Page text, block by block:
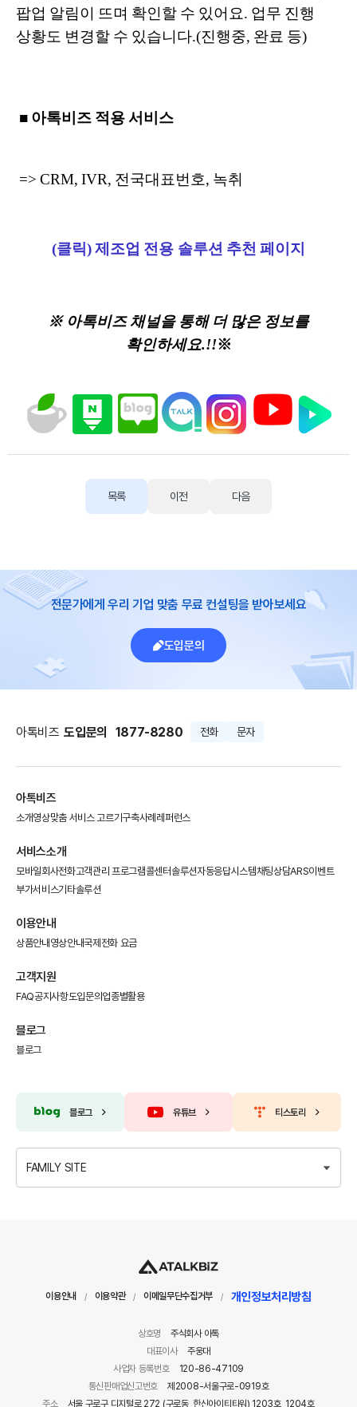
팝업 알림이 뜨며 확인할 수 있어요. 업무 진행
상황도 변경할 수 있습니다.(진행중, 완료 등)
■ 아톡비즈 적용 서비스
=> CRM, IVR, 전국대표번호, 녹취
(클릭) 제조업 전용 솔루션 추천 페이지
※ 아톡비즈 채널을 통해 더 많은 정보를
확인하세요.!!※
목록 이전 다음
전문가에게 우리 기업 맞춤 무료 컨설팅을 받아보세요
도입문의
아톡비즈 도입문의 1877-8280 전화 문자
아톡비즈
소개영상맞춤 서비스 고르기구축사례 레퍼런스
서비스소개
모바일회사전화고객관리 프로그램콜센터솔루션자동응답시스템채팅상담ARS이벤트
부가서비스기타솔루션
이용안내
상품안내 영상안내국제전화 요금
고객지원
FAQ공지사항도입문의 업종별활용
블로그
블로그
블로그 유튜브 티스토리
FAMILY SITE
이용안내 / 이용약관 / 이메일무단수집거부 / 개인정보처리방침
상호명
주식회사 아톡
대표이사
주웅대
사업자 등록번호
120-86-47109
통신판매업신고번호
제2008-서울구로-0919호
주소
서울 구로구 디지털로 272 (구로동, 한신아이티타워) 1203호, 1204호